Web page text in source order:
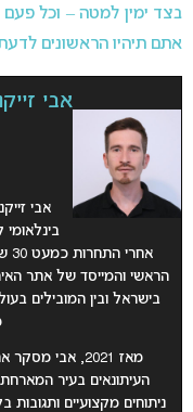
בצד ימין למטה – וכל פעם
אתם תיהיו הראשונים
אבי
אבי
בינלאומי
מאז 2021, אבי
העיתונאים בעיר
ניתוחים מקצועיים